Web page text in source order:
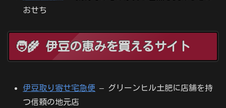
おせち
🧑‍🌾 伊豆の恵みを買えるサイト
伊豆取り寄せ宅急便 – グリーンヒル土肥に店舗を持
つ信頼の地元店